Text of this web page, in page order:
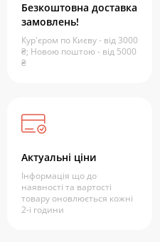
Безкоштовна доставка
замовлень!
Кур'єром по Києву - від 3000
₴; Новою поштою - від 5000
₴
Актуальні ціни
Інформація що до
наявності та вартості
товару оновлюється кожні
2-і години